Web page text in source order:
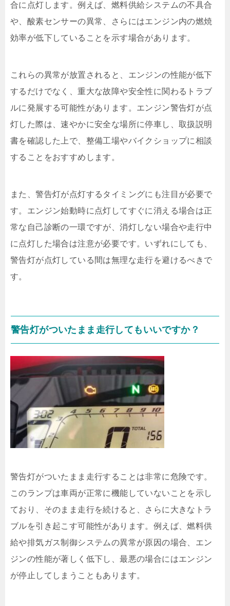
合に点灯します。例えば、燃料供給システムの不具合
や、酸素センサーの異常、さらにはエンジン内の燃焼
効率が低下していることを示す場合があります。
これらの異常が放置されると、エンジンの性能が低下
するだけでなく、重大な故障や安全性に関わるトラブ
ルに発展する可能性があります。エンジン警告灯が点
灯した際は、速やかに安全な場所に停車し、取扱説明
書を確認した上で、整備工場やバイクショップに相談
することをおすすめします。
また、警告灯が点灯するタイミングにも注目が必要で
す。エンジン始動時に点灯してすぐに消える場合は正
常な自己診断の一環ですが、消灯しない場合や走行中
に点灯した場合は注意が必要です。いずれにしても、
警告灯が点灯している間は無理な走行を避けるべきで
す。
警告灯がついたまま走行してもいいですか？
警告灯がついたまま走行することは非常に危険です。
このランプは車両が正常に機能していないことを示し
ており、そのまま走行を続けると、さらに大きなトラ
ブルを引き起こす可能性があります。例えば、燃料供
給や排気ガス制御システムの異常が原因の場合、エン
ジンの性能が著しく低下し、最悪の場合にはエンジン
が停止してしまうこともあります。